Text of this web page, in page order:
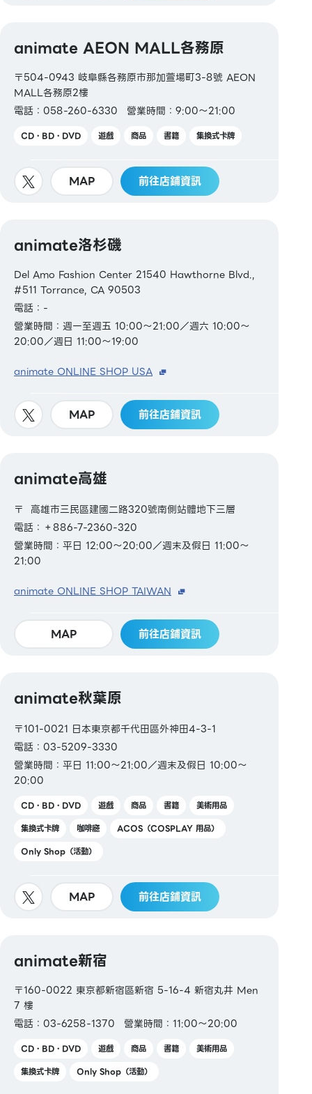
animate AEON MALL各務原
〒504-0943 岐阜縣各務原市那加萱場町3-8號 AEON
MALL各務原2樓
電話：058-260-6330
營業時間：9:00～21:00
CD・BD・DVD 遊戲 商品 書籍 集換式卡牌
MAP 前往店鋪資訊
animate洛杉磯
Del Amo Fashion Center 21540 Hawthorne Blvd.,
#511 Torrance, CA 90503
電話：-
營業時間：週一至週五 10:00～21:00／週六 10:00～
20:00／週日 11:00～19:00
animate ONLINE SHOP USA
MAP 前往店鋪資訊
animate高雄
〒 高雄市三民區建國二路320號南側站體地下三層
電話：＋886-7-2360-320
營業時間：平日 12:00～20:00／週末及假日 11:00～
21:00
animate ONLINE SHOP TAIWAN
MAP 前往店鋪資訊
animate秋葉原
〒101-0021 日本東京都千代田區外神田4-3-1
電話：03-5209-3330
營業時間：平日 11:00～21:00／週末及假日 10:00～
20:00
CD・BD・DVD 遊戲 商品 書籍
美術用品
集換式卡牌
咖啡廳
ACOS（COSPLAY 用品）
Only Shop（活動）
MAP 前往店鋪資訊
animate新宿
〒160-0022 東京都新宿區新宿 5-16-4 新宿丸井 Men
7 樓
電話：03-6258-1370
營業時間：11:00～20:00
CD・BD・DVD 遊戲 商品 書籍
美術用品
集換式卡牌
Only Shop（活動）